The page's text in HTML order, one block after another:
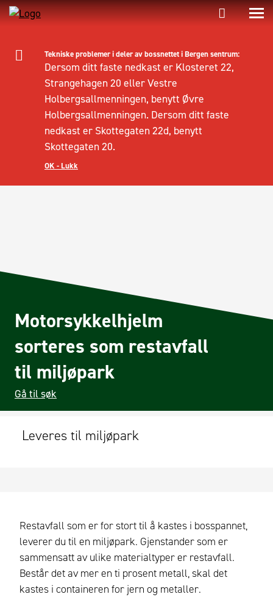
Tekniske problemer i deler av bossnettet i Bergen sentrum:
Dersom ditt faste nedkast er Klosteret 22,
Strangehagen 20 eller Vestre
Holbergsallmenningen, benytt Øvre
Holbergsallmenningen. Dersom ditt faste
nedkast er Skottegaten 22d, benytt
Skottegaten 20.
OK - Lukk
Motorsykkelhjelm
sorteres som restavfall
til miljøpark
Gå til søk
Leveres til miljøpark
Restavfall som er for stort til å kastes i bosspannet,
leverer du til en miljøpark. Gjenstander som er
sammensatt av ulike materialtyper er restavfall.
Består det av mer en ti prosent metall, skal det
kastes i containeren for jern og metaller.